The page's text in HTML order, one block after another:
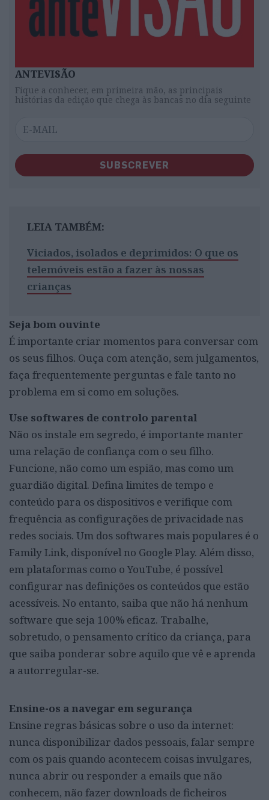
ANTEVISÃO
Fique a conhecer, em primeira mão, as principais
histórias da edição que chega às bancas no dia seguinte
SUBSCREVER
LEIA TAMBÉM:
Viciados, isolados e deprimidos: O que os
telemóveis estão a fazer às nossas
crianças
Seja bom ouvinte
É importante criar momentos para conversar com
os seus filhos. Ouça com atenção, sem julgamentos,
faça frequentemente perguntas e fale tanto no
problema em si como em soluções.
Use softwares de controlo parental
Não os instale em segredo, é importante manter
uma relação de confiança com o seu filho.
Funcione, não como um espião, mas como um
guardião digital. Defina limites de tempo e
conteúdo para os dispositivos e verifique com
frequência as configurações de privacidade nas
redes sociais. Um dos softwares mais populares é o
Family Link, disponível no Google Play. Além disso,
em plataformas como o YouTube, é possível
configurar nas definições os conteúdos que estão
acessíveis. No entanto, saiba que não há nenhum
software que seja 100% eficaz. Trabalhe,
sobretudo, o pensamento crítico da criança, para
que saiba ponderar sobre aquilo que vê e aprenda
a autorregular-se.
Ensine-os a navegar em segurança
Ensine regras básicas sobre o uso da internet:
nunca disponibilizar dados pessoais, falar sempre
com os pais quando acontecem coisas invulgares,
nunca abrir ou responder a emails que não
conhecem, não fazer downloads de ficheiros